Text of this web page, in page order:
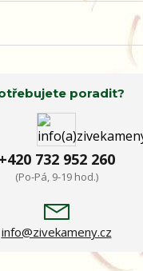
poradit?
+420 732 952 260
(Po-Pá, 9-19 hod.)
info@zivekameny.cz